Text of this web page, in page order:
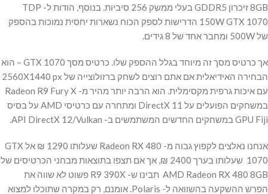
8GB זיכרון GDDR5 בעלי ממשק 256 סיביות. בנוסף, הודות ל- TDP
150W GTX 1070 הדרישות לספק הכוח נשארות יחסית נמוכות בהספק
של 500W ומחבר אחד של 8 גידים.
אך כרטיס מסך זה מיוחד בגלל ההספק שלו. כרטיס מסך GTX 1070 – הוא
הבחירה האידיאלית אם אתם רוצים לשחק ברזולוצייה של 2560X1440 px
עם איכות גרפית מקסימלית. הוא הרבה יותר מהיר מ- Radeon R9 Fury X
במשחקים הפועלים על DirectX 11 ומתחרה עם כרטיסי AMD על בסיס
GPU Fiji במשחקים החדשים המשתמשים ב- API DirectX 12/Vulkan.
אנחנו נאלצים לקפוץ גבוה מ- Radeon RX 480 שעלותו 1290 ₪ אל GTX
1070 שעלותו בערך 2400 ₪, אך אם תצפו בתוצאות מבחני הכרטיסים של
AMD Radeon RX 480 8GB תבינו ש- R9 390X פשוט לא שווה את
הפרש ההשקעה בהשוואה ל- Polaris. אומנם, רק במקרה שתוכלו למצוא